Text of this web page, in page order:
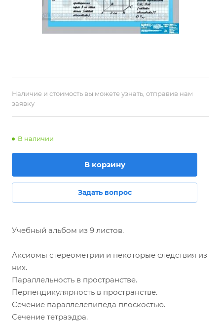
Наличие и стоимость вы можете узнать, отправив нам
заявку
В наличии
В корзину
Задать вопрос
Учебный альбом из 9 листов.
Аксиомы стереометрии и некоторые следствия из
них.
Параллельность в пространстве.
Перпендикулярность в пространстве.
Сечение параллелепипеда плоскостью.
Сечение тетраэдра.